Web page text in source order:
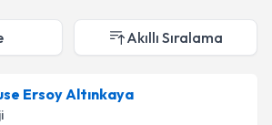
Akıllı Sıralama
Ersoy Altınkaya